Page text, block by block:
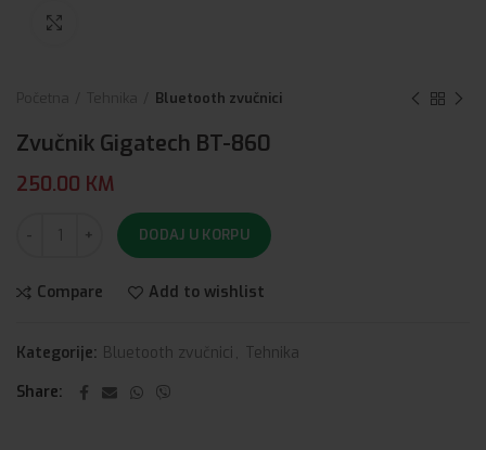
Bluetooth zvučnici
Zvučnik Gigatech BT-860
250.00 KM
DODAJ U KORPU
Compare Add to wishlist
Kategorije: Bluetooth zvučnici , Tehnika
Share